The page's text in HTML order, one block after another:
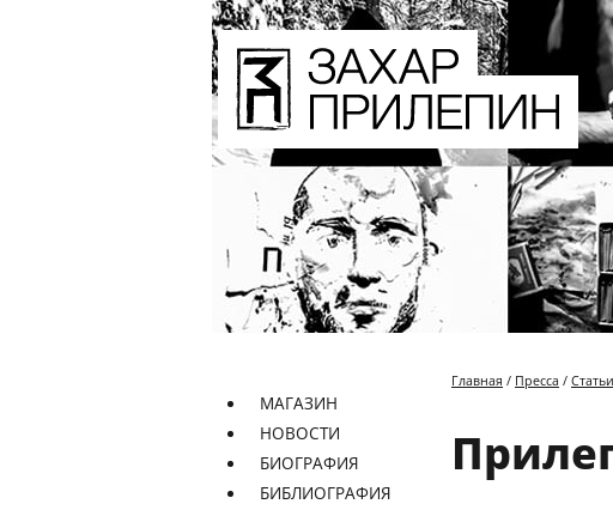
МАГАЗИН
НОВОСТИ
БИОГРАФИЯ
БИБЛИОГРАФИЯ
Главная / Пресса /